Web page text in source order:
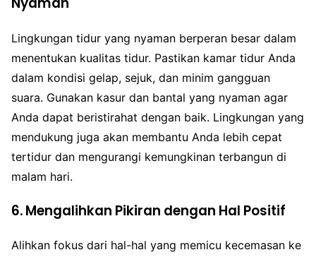
Lingkungan tidur yang nyaman berperan besar dalam
menentukan kualitas tidur. Pastikan kamar tidur Anda
dalam kondisi gelap, sejuk, dan minim gangguan
suara. Gunakan kasur dan bantal yang nyaman agar
Anda dapat beristirahat dengan baik. Lingkungan yang
mendukung juga akan membantu Anda lebih cepat
tertidur dan mengurangi kemungkinan terbangun di
malam hari.
6. Mengalihkan Pikiran dengan Hal Positif
Alihkan fokus dari hal-hal yang memicu kecemasan ke